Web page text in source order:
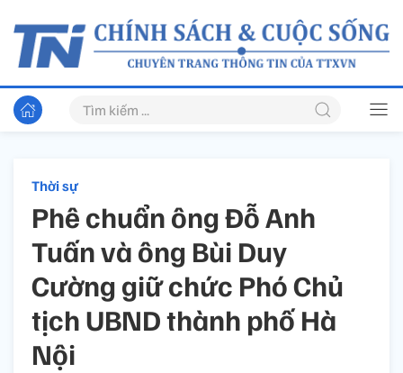
Thời sự
Phê chuẩn ông Đỗ Anh
Tuấn và ông Bùi Duy
Cường giữ chức Phó Chủ
tịch UBND thành phố Hà
Nội